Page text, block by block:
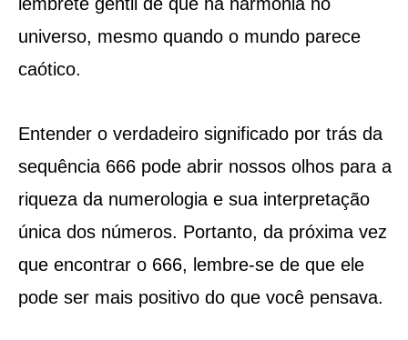
universo, mesmo quando o mundo parece
caótico.
Entender o verdadeiro significado por trás da
sequência 666 pode abrir nossos olhos para a
riqueza da numerologia e sua interpretação
única dos números. Portanto, da próxima vez
que encontrar o 666, lembre-se de que ele
pode ser mais positivo do que você pensava.